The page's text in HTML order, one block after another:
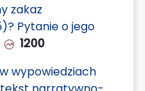
zakaz
Pytanie o jego
1200
wypowiedziach